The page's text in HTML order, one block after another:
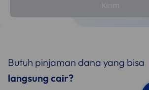
Kirim
Butuh pinjaman dana yang bisa
langsung cair?